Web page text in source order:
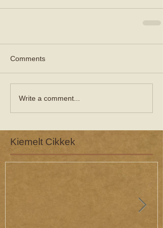
Comments
Write a comment...
Kiemelt Cikkek